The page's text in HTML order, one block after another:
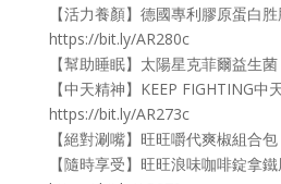
【活力養顏】德國專利膠原蛋白胜
https://bit.ly/AR280c
【幫助睡眠】太陽星克菲爾益生
【中天精神】KEEP FIGHTING中
https://bit.ly/AR273c
【絕對涮嘴】旺旺嚼代爽椒組合
【隨時享受】旺旺浪味咖啡錠拿鐵